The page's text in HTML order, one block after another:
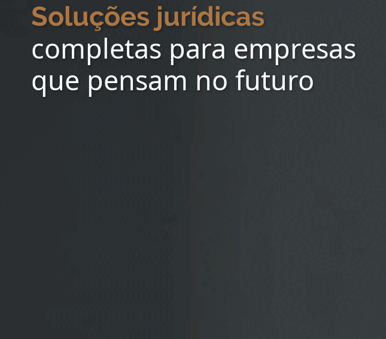
Soluções jurídicas
completas para empresas
que pensam no futuro